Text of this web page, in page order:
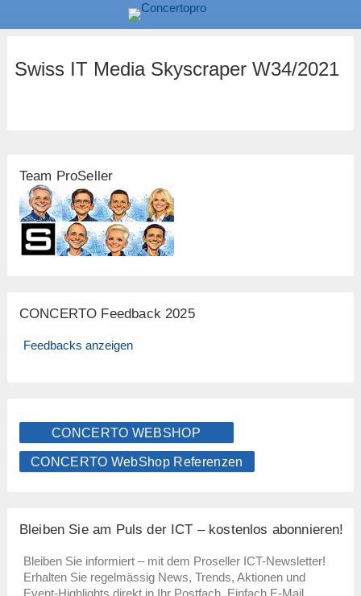
Swiss IT Media Skyscraper W34/2021
Team ProSeller
CONCERTO Feedback 2025
Feedbacks anzeigen
CONCERTO WEBSHOP
CONCERTO WebShop Referenzen
Bleiben Sie am Puls der ICT – kostenlos abonnieren!
Bleiben Sie informiert – mit dem Proseller ICT-Newsletter!
Erhalten Sie regelmässig News, Trends, Aktionen und